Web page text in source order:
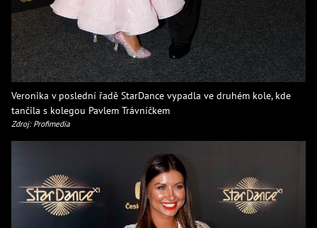
Veronika v poslední řadě StarDance vypadla ve druhém kole, kde
tančila s kolegou Pavlem Trávníčkem
Zdroj: Profimedia